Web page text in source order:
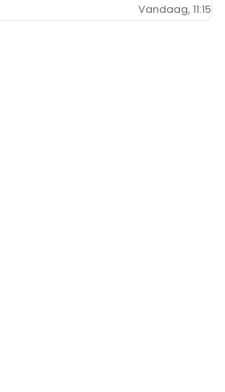
Vandaag, 11:15